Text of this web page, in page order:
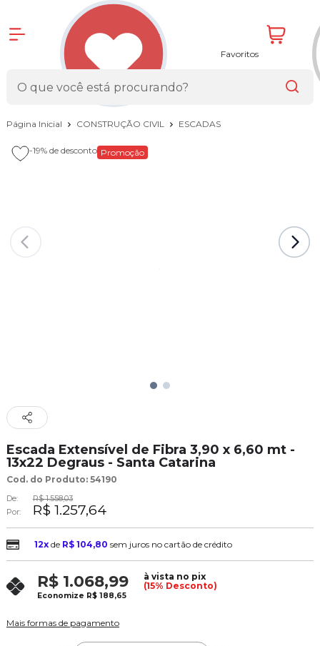
Favoritos
Página Inicial CONSTRUÇÃO CIVIL ESCADAS
-19% de desconto Promoção
Escada Extensível de Fibra 3,90 x 6,60 mt -
13x22 Degraus - Santa Catarina
Cod. do Produto: 54190
De:
R$ 1.558,03
Por:
R$ 1.257,64
12xde R$ 104,80 sem juros no cartão de crédito
R$ 1.068,99
à vista no pix
(15% Desconto)
Economize R$ 188,65
Mais formas de pagamento